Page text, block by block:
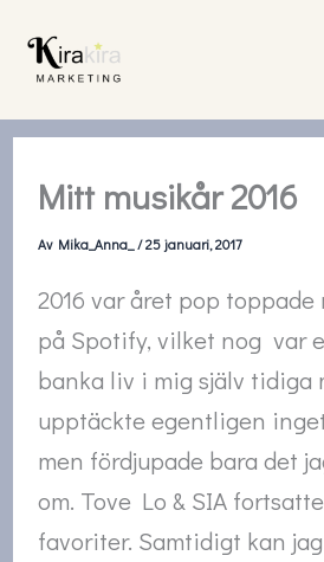
Mitt musikår 2016
Av Mika_Anna_/25 januari, 2017
2016 var året pop
på Spotify, vilket nog var
banka liv i mig själv tidiga
upptäckte egentligen
men fördjupade bara det
om. Tove Lo & SIA
favoriter. Samtidigt kan